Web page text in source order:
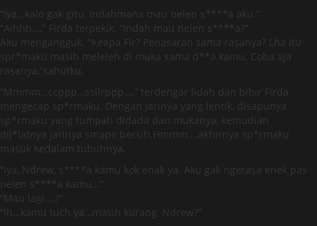
“Iya…kalo gak gitu, Indahmana mau nelen s****a aku.”
“Aihhh….” Firda terpekik. “Indah mau nelen s****a?”
Aku mengangguk. “Keapa Fir? Penasaran sama rasanya? Lha itu
spr*maku masih meleleh di muka sama d**a kamu. Coba aja
rasanya,”sahutku.
“Mmmm…ccppp…ssllrppp….” terdengar lidah dan bibir Firda
mengecap sp*rmaku. Dengan jarinya yang lentik, disapunya
sp*rmaku yang tumpah didada dan mukanya, kemudian
dij*latnya jarinya smape bersih.Hmmm….akhirnya sp*rmaku
masuk kedalam tubuhnya.
“Iya, Ndrew, s****a kamu kok enak ya. Aku gak ngerasa enek pas
nelen s****a kamu…”
“Mau lagi….?”
“Ih…kamu tuch ya…masih kurang, Ndrew?”